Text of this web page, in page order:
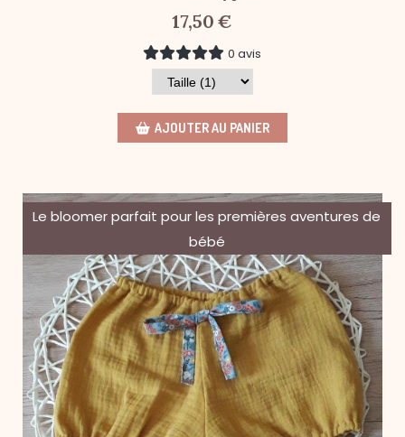
17,50 €
0 avis
AJOUTER AU PANIER
Le bloomer parfait pour les premières aventures de
bébé